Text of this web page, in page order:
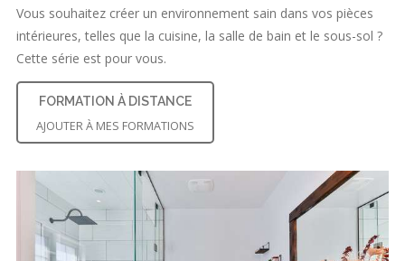
Vous souhaitez créer un environnement sain dans vos pièces
intérieures, telles que la cuisine, la salle de bain et le sous-sol ?
Cette série est pour vous.
FORMATION À DISTANCE
AJOUTER À MES FORMATIONS